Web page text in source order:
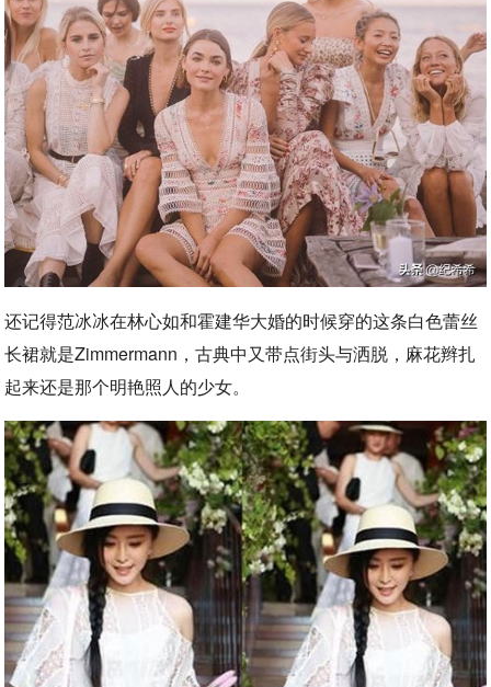
还记得范冰冰在林心如和霍建华大婚的时候穿的这条白色蕾丝
长裙就是Zimmermann，古典中又带点街头与洒脱，麻花辫扎
起来还是那个明艳照人的少女。